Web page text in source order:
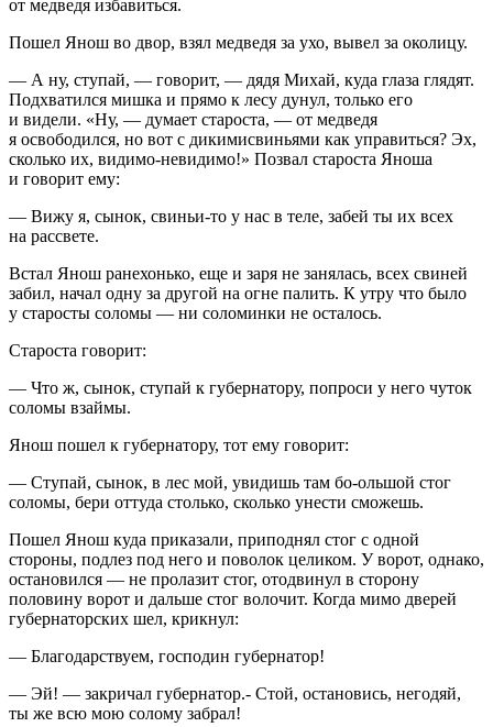
от медведя избавиться.
Пошел Янош во двор, взял медведя за ухо, вывел за околицу.
— А ну, ступай, — говорит, — дядя Михай, куда глаза глядят.
Подхватился мишка и прямо к лесу дунул, только его
и видели. «Ну, — думает староста, — от медведя
я освободился, но вот с дикимисвиньями как управиться? Эх,
сколько их, видимо-невидимо!» Позвал староста Яноша
и говорит ему:
— Вижу я, сынок, свиньи-то у нас в теле, забей ты их всех
на рассвете.
Встал Янош ранехонько, еще и заря не занялась, всех свиней
забил, начал одну за другой на огне палить. К утру что было
у старосты соломы — ни соломинки не осталось.
Староста говорит:
— Что ж, сынок, ступай к губернатору, попроси у него чуток
соломы взаймы.
Янош пошел к губернатору, тот ему говорит:
— Ступай, сынок, в лес мой, увидишь там бо-ольшой стог
соломы, бери оттуда столько, сколько унести сможешь.
Пошел Янош куда приказали, приподнял стог с одной
стороны, подлез под него и поволок целиком. У ворот, однако,
остановился — не пролазит стог, отодвинул в сторону
половину ворот и дальше стог волочит. Когда мимо дверей
губернаторских шел, крикнул:
— Благодарствуем, господин губернатор!
— Эй! — закричал губернатор.- Стой, остановись, негодяй,
ты же всю мою солому забрал!